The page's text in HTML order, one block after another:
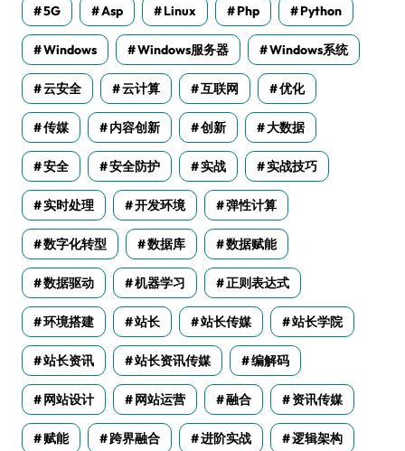
5G Asp Linux Php Python
Windows Windows服务器 Windows系统
云安全 云计算 互联网 优化
传媒 内容创新 创新 大数据
安全 安全防护 实战 实战技巧
实时处理 开发环境 弹性计算
数字化转型 数据库 数据赋能
数据驱动 机器学习 正则表达式
环境搭建 站长 站长传媒 站长学院
站长资讯 站长资讯传媒 编解码
网站设计 网站运营 融合 资讯传媒
赋能 跨界融合 进阶实战 逻辑架构